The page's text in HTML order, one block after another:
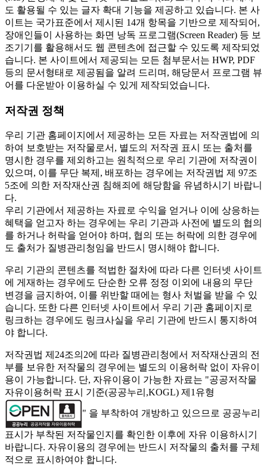
도 활용될 수 있는 글자 확대 기능을 제공하고 있습니다. 본 사
이트는 국가표준에서 제시된 14개 항목을 기반으로 제작되어,
장애인들이 사용하는 화면 낭독 프로그램(Screen Reader) 등 보
조기기를 활용해서도 웹 콘텐츠에 접근할 수 있도록 제작되었
습니다. 본 사이트에서 제공되는 모든 첨부문서는 HWP, PDF
등의 문서형태로 제공됨을 알려 드리며, 해당문서 프로그램 뷰
어를 다운받아 이용하실 수 있게 제작되었습니다.
저작권 정책
우리 기관 홈페이지에서 제공하는 모든 자료는 저작권법에 의
하여 보호받는 저작물로서, 별도의 저작권 표시 또는 출처를
명시한 경우를 제외하고는 원칙적으로 우리 기관에 저작권이
있으며, 이를 무단 복제, 배포하는 경우에는 저작권법 제 97조
5조에 의한 저작재산권 침해죄에 해당함을 유념하시기 바랍니
다.
우리 기관에서 제공하는 자료로 수익을 얻거나 이에 상응하는
혜택을 얻고자 하는 경우에는 우리 기관과 사전에 별도의 협의
를 하거나 허락을 얻어야 하며, 협의 또는 허락에 의한 경우에
도 출처가 질병관리청임을 반드시 명시해야 합니다.
우리 기관의 콘텐츠를 적법한 절차에 따라 다른 인터넷 사이트
에 게재하는 경우에도 단순한 오류 정정 이외에 내용의 무단
변경을 금지하여, 이를 위반할 때에는 형사 처벌을 받을 수 있
습니다. 또한 다른 인터넷 사이트에서 우리 기관 홈페이지로
링크하는 경우에도 링크사실을 우리 기관에 반드시 통지하여
야 합니다.
저작권법 제24조의2에 따라 질병관리청에서 저작재산권의 전
부를 보유한 저작물의 경우에는 별도의 이용허락 없이 자유이
용이 가능합니다. 단, 자유이용이 가능한 자료는 "공공저작물
자유이용허락 표시 기준(공공누리,KOGL) 제1유형
" 을 부착하여 개방하고 있으므로 공공누리
표시가 부착된 저작물인지를 확인한 이후에 자유 이용하시기
바랍니다. 자유이용의 경우에는 반드시 저작물의 출처를 구체
적으로 표시하여야 합니다.